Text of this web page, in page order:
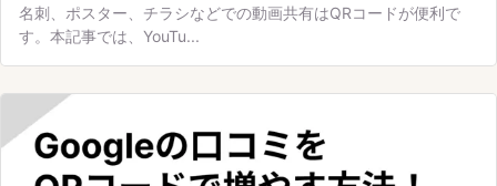
名刺、ポスター、チラシなどでの動画共有はQRコードが便利で
す。本記事では、YouTu...